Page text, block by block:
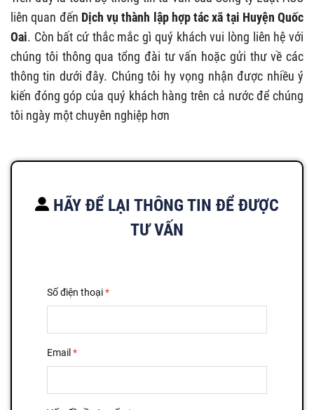
liên quan đến Dịch vụ thành lập hợp tác xã tại Huyện Quốc
Oai. Còn bất cứ thắc mắc gì quý khách vui lòng liên hệ với
chúng tôi thông qua tổng đài tư vấn hoặc gửi thư về các
thông tin dưới đây. Chúng tôi hy vọng nhận được nhiều ý
kiến đóng góp của quý khách hàng trên cả nước để chúng
tôi ngày một chuyên nghiệp hơn
HÃY ĐỂ LẠI THÔNG TIN ĐỂ ĐƯỢC
TƯ VẤN